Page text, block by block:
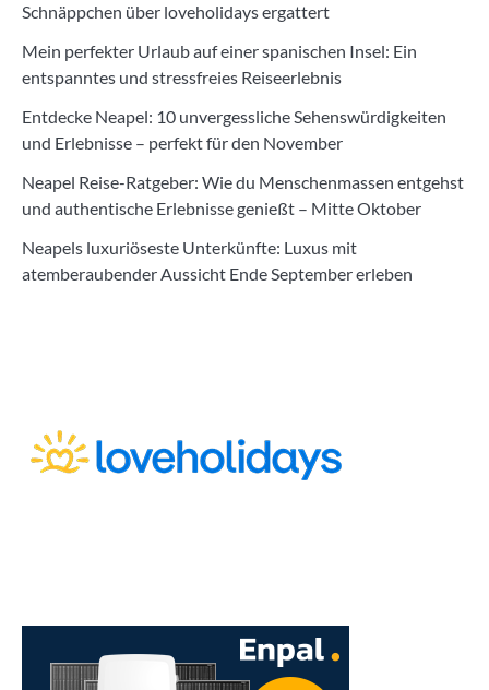
Schnäppchen über loveholidays ergattert
Mein perfekter Urlaub auf einer spanischen Insel: Ein
entspanntes und stressfreies Reiseerlebnis
Entdecke Neapel: 10 unvergessliche Sehenswürdigkeiten
und Erlebnisse – perfekt für den November
Neapel Reise-Ratgeber: Wie du Menschenmassen entgehst
und authentische Erlebnisse genießt – Mitte Oktober
Neapels luxuriöseste Unterkünfte: Luxus mit
atemberaubender Aussicht Ende September erleben